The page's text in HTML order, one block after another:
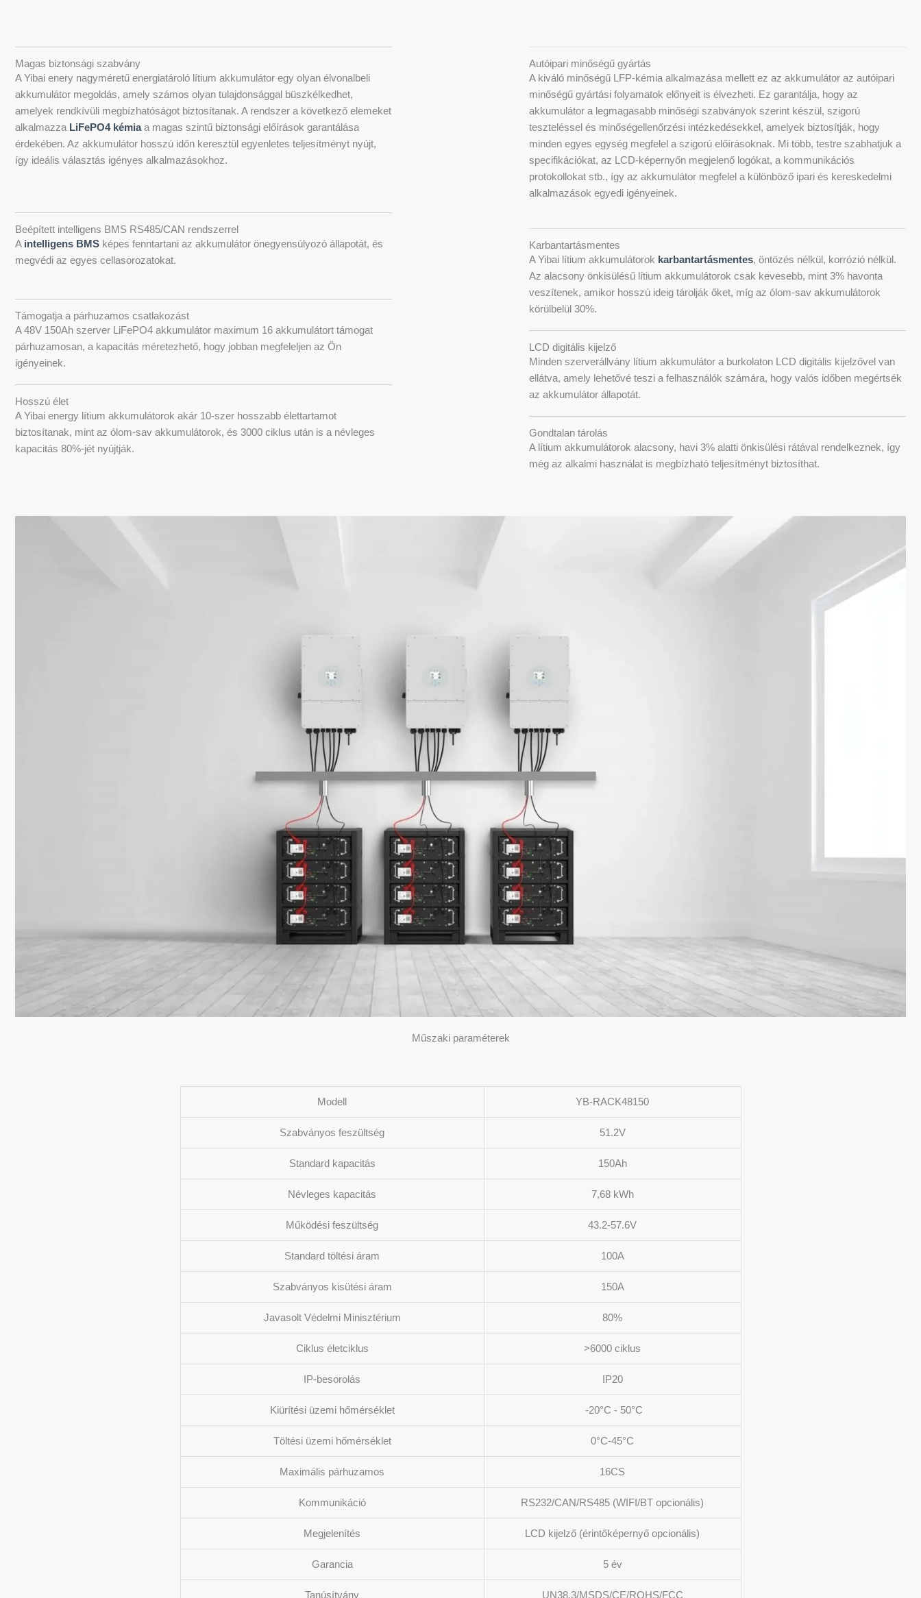
Magas biztonsági szabvány
A Yibai enery nagyméretű energiatároló lítium akkumulátor egy olyan élvonalbeli
akkumulátor megoldás, amely számos olyan tulajdonsággal büszkélkedhet,
amelyek rendkívüli megbízhatóságot biztosítanak. A rendszer a következő elemeket
alkalmazza LiFePO4 kémiaa magas szintű biztonsági előírások garantálása
érdekében. Az akkumulátor hosszú időn keresztül egyenletes teljesítményt nyújt,
így ideális választás igényes alkalmazásokhoz.
Beépített intelligens BMS RS485/CAN rendszerrel
A intelligens BMS képes fenntartani az akkumulátor önegyensúlyozó állapotát, és
megvédi az egyes cellasorozatokat.
Támogatja a párhuzamos csatlakozást
A 48V 150Ah szerver LiFePO4 akkumulátor maximum 16 akkumulátort támogat
párhuzamosan, a kapacitás méretezhető, hogy jobban megfeleljen az Ön
igényeinek.
Hosszú élet
A Yibai energy lítium akkumulátorok akár 10-szer hosszabb élettartamot
biztosítanak, mint az ólom-sav akkumulátorok, és 3000 ciklus után is a névleges
kapacitás 80%-jét nyújtják.
Autóipari minőségű gyártás
A kiváló minőségű LFP-kémia alkalmazása mellett ez az akkumulátor az autóipari
minőségű gyártási folyamatok előnyeit is élvezheti. Ez garantálja, hogy az
akkumulátor a legmagasabb minőségi szabványok szerint készül, szigorú
teszteléssel és minőségellenőrzési intézkedésekkel, amelyek biztosítják, hogy
minden egyes egység megfelel a szigorú előírásoknak. Mi több, testre szabhatjuk a
specifikációkat, az LCD-képernyőn megjelenő logókat, a kommunikációs
protokollokat stb., így az akkumulátor megfelel a különböző ipari és kereskedelmi
alkalmazások egyedi igényeinek.
Karbantartásmentes
A Yibai lítium akkumulátorok karbantartásmentes, öntözés nélkül, korrózió nélkül.
Az alacsony önkisülésű lítium akkumulátorok csak kevesebb, mint 3% havonta
veszítenek, amikor hosszú ideig tárolják őket, míg az ólom-sav akkumulátorok
körülbelül 30%.
LCD digitális kijelző
Minden szerverállvány lítium akkumulátor a burkolaton LCD digitális kijelzővel van
ellátva, amely lehetővé teszi a felhasználók számára, hogy valós időben megértsék
az akkumulátor állapotát.
Gondtalan tárolás
A lítium akkumulátorok alacsony, havi 3% alatti önkisülési rátával rendelkeznek, így
még az alkalmi használat is megbízható teljesítményt biztosíthat.
Műszaki paraméterek
Modell YB-RACK48150
Szabványos feszültség 51.2V
Standard kapacitás 150Ah
Névleges kapacitás 7,68 kWh
Működési feszültség 43.2-57.6V
Standard töltési áram 100A
Szabványos kisütési áram 150A
Javasolt Védelmi Minisztérium 80%
Ciklus életciklus >6000 ciklus
IP-besorolás IP20
Kiürítési üzemi hőmérséklet -20°C - 50°C
Töltési üzemi hőmérséklet 0°C-45°C
Maximális párhuzamos 16CS
Kommunikáció RS232/CAN/RS485 (WIFI/BT opcionális)
Megjelenítés LCD kijelző (érintőképernyő opcionális)
Garancia 5 év
Tanúsítvány UN38.3/MSDS/CE/ROHS/FCC